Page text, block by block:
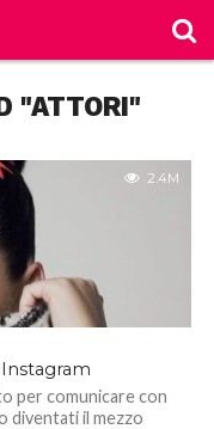
"ATTORI"
2.4M
per comunicare con
diventati il mezzo